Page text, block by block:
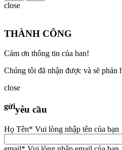
close
THÀNH CÔNG
Cám ơn thông tin của ban!
Chúng tôi đã nhận được và sẽ phản
close
gửiyêu cầu
Họ Tên* Vui lòng nhập tên của bạn